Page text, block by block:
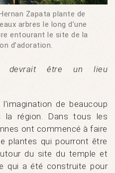
Zapata plante de
arbres le long d’une
entourant le site de la
d’adoration.
devrait être un lieu
de beaucoup
la région. Dans tous les
ont commencé à faire
plantes qui pourront être
du site du temple et
qui a été construite pour